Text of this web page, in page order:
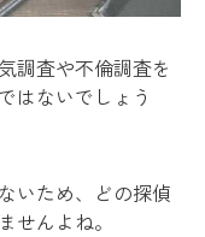
調査や不倫調査を
はないでしょう
いため、どの探偵
せんよね。